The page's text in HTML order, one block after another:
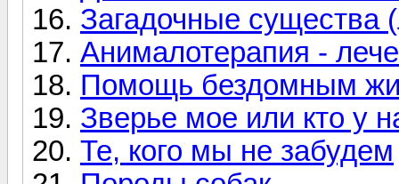
Загадочные существа
Анималотерапия -
Помощь бездомным
Зверье мое или кто у
Те, кого мы не забудем